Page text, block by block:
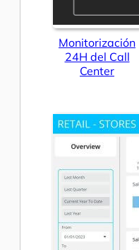
Monitorización
24H del Call
Center